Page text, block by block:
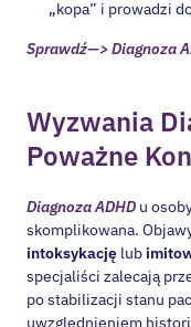
Poważne
skomplikowana.
intoksykacjęlub
specjaliści zalecają
po stabilizacji stanu
uwzględnieniem